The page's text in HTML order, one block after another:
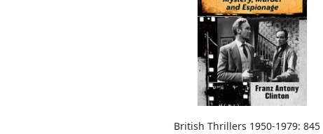
British Thrillers 1950-1979: 845